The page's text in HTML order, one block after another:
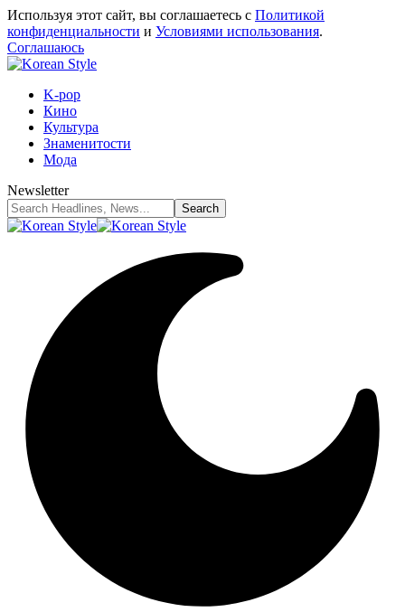
Используя этот сайт, вы соглашаетесь с Политикой
конфиденциальности и Условиями использования.
Соглашаюсь
K-pop
Кино
Культура
Знаменитости
Мода
Newsletter